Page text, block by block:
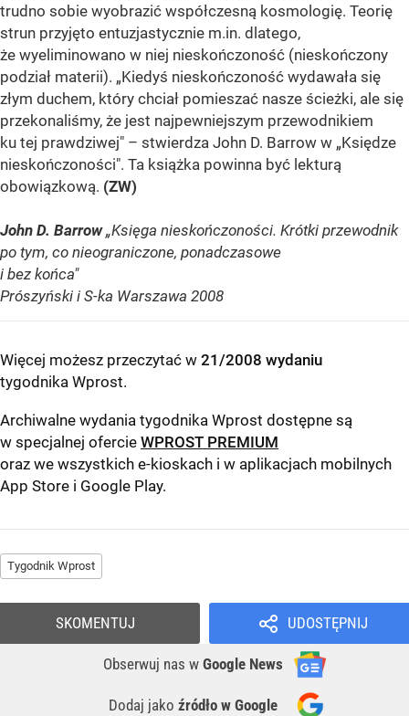
trudno sobie wyobrazić współczesną kosmologię. Teorię
strun przyjęto entuzjastycznie m.in. dlatego,
że wyeliminowano w niej nieskończoność (nieskończony
podział materii). „Kiedyś nieskończoność wydawała się
złym duchem, który chciał pomieszać nasze ścieżki, ale się
przekonaliśmy, że jest najpewniejszym przewodnikiem
ku tej prawdziwej" – stwierdza John D. Barrow w „Księdze
nieskończoności". Ta książka powinna być lekturą
obowiązkową. (ZW)
John D. Barrow„Księga nieskończoności. Krótki przewodnik
po tym, co nieograniczone, ponadczasowe
i bez końca"
Prószyński i S-ka Warszawa 2008
Więcej możesz przeczytać w 21/2008 wydaniu
tygodnika Wprost.
Archiwalne wydania tygodnika Wprost dostępne są
w specjalnej ofercie WPROST PREMIUM
oraz we wszystkich e-kioskach i w aplikacjach mobilnych
App Store i Google Play.
Tygodnik Wprost
UDOSTĘPNIJ
Obserwuj nas w Google News
Dodaj jako źródło w Google
SKOMENTUJ